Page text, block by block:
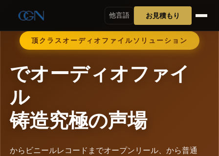
他言語 お見積もり
顶クラスオーディオファイルソリューション
でオーディオファイ
ル
铸造究極の声場
からビニールレコードまでオープンリール、から普通